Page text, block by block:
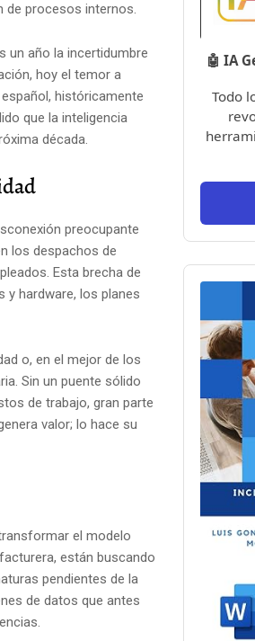
de procesos internos.
un año la incertidumbre
hoy el temor a
históricamente
que la inteligencia
década.
preocupante
los despachos de
Esta brecha de
y hardware, los planes
o, en el mejor de los
Sin un puente sólido
de trabajo, gran parte
valor; lo hace su
el modelo
están buscando
pendientes de la
de datos que antes
🤖 IA
Todo